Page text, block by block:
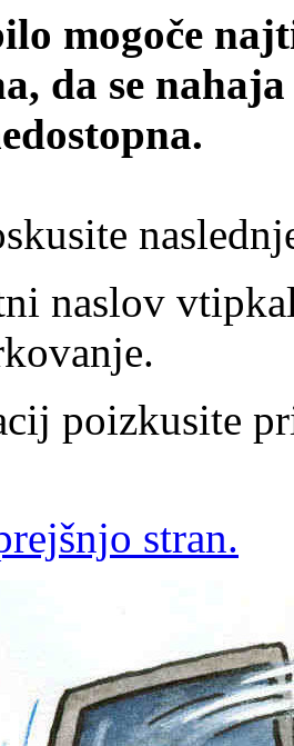
mogoče
da se
naslov
poizkusite
stran.